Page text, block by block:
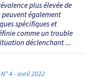
plus élevée de
peuvent également
spécifiques et
comme un trouble
déclenchant ...
4 - avril 2022